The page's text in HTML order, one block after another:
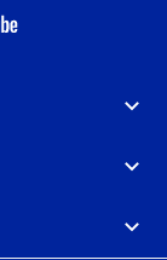
youtube-